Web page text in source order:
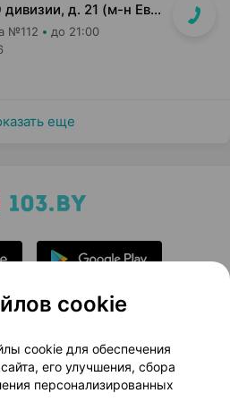
г. Минск, ул. Героев 120 дивизии, д. 21 (м-н Евроопт, 2 этаж)
№112 до 21:00
еще
Новости проекта
Медицинский маркетинг
Доставка
cookie
cookie для обеспечения
его улучшения, сбора
персонализированных